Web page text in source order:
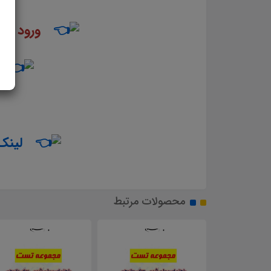
ورود به
محصولات مرتبط